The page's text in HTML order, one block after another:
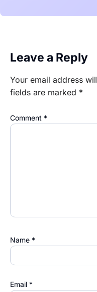
Leave a Reply
Your email address
fields are marked *
Comment *
Name *
Email *